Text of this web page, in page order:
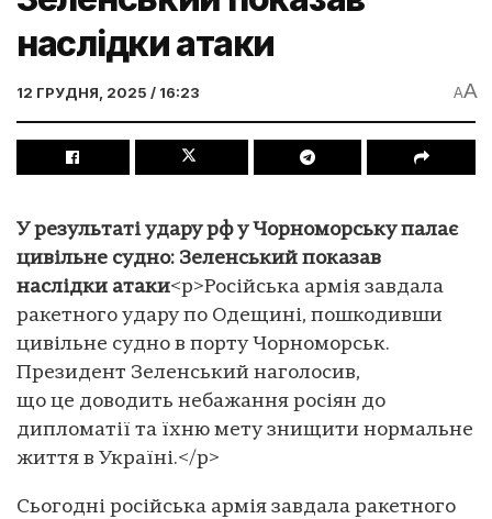
наслідки атаки
12 ГРУДНЯ, 2025 / 16:23 AA
У результаті удару рф у Чорноморську палає
цивільне судно: Зеленський показав
наслідки атаки<p>Російська армія завдала
ракетного удару по Одещині, пошкодивши
цивільне судно в порту Чорноморськ.
Президент Зеленський наголосив,
що це доводить небажання росіян до
дипломатії та їхню мету знищити нормальне
життя в Україні.</p>
Сьогодні російська армія завдала ракетного